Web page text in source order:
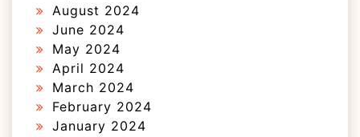
August 2024
June 2024
May 2024
April 2024
March 2024
February 2024
January 2024